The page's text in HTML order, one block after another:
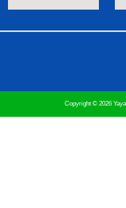
Copyright © 2026